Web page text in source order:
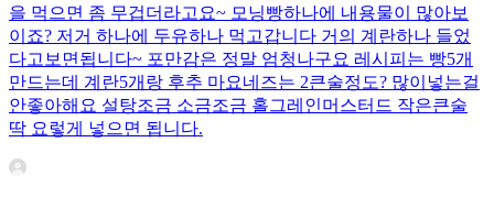
을 먹으면 좀 무겁더라고요~ 모닝빵하나에 내용물이 많아보
이죠? 저거 하나에 두유하나 먹고갑니다 거의 계란하나 들었
다고보면됩니다~ 포만감은 정말 엄청나구요 레시피는 빵5개
만드는데 계란5개랑 후추 마요네즈는 2큰술정도? 많이넣는걸
안좋아해요 설탕조금 소금조금 홀그레인머스터드 작은큰술
딱 요렇게 넣으면 됩니다.